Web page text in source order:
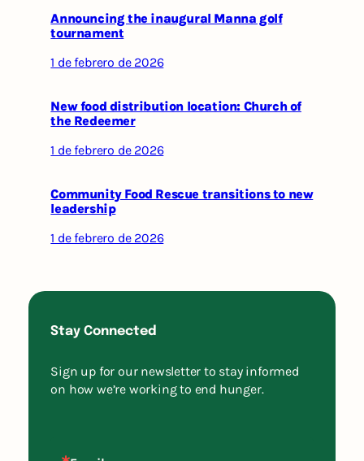
Announcing the inaugural Manna golf
tournament
1 de febrero de 2026
New food distribution location: Church of
the Redeemer
1 de febrero de 2026
Community Food Rescue transitions to new
leadership
1 de febrero de 2026
Stay Connected
Sign up for our newsletter to stay informed
on how we’re working to end hunger.